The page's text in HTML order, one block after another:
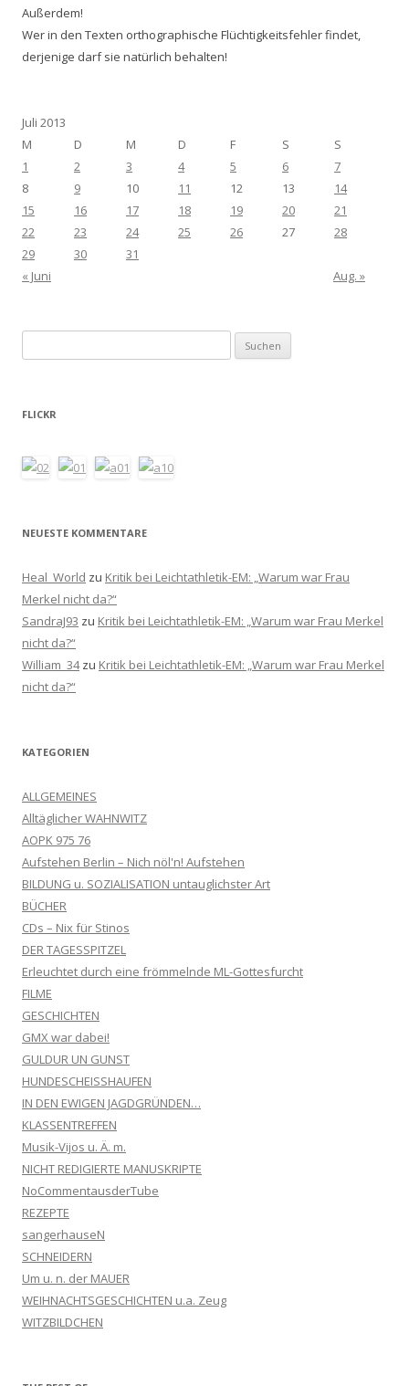
Außerdem!
Wer in den Texten orthographische Flüchtigkeitsfehler findet,
derjenige darf sie natürlich behalten!
Juli 2013
M
D M D F S
S
1
2 3 4 5 6
7
8
9 10 11 12 13
14
15
16 17 18 19 20
21
22
23 24 25 26 27
28
29
30
31
« Juni
Aug. »
nach:
FLICKR
NEUESTE KOMMENTARE
Heal_World zu Kritik bei Leichtathletik-EM: „Warum war Frau
Merkel nicht da?“
SandraJ93 zu Kritik bei Leichtathletik-EM: „Warum war Frau Merkel
nicht da?“
William_34zu Kritik bei Leichtathletik-EM: „Warum war Frau Merkel
nicht da?“
KATEGORIEN
ALLGEMEINES
Alltäglicher WAHNWITZ
AOPK 975 76
Aufstehen Berlin – Nich nöl'n! Aufstehen
BILDUNG u. SOZIALISATION untauglichster Art
BÜCHER
CDs – Nix für Stinos
DER TAGESSPITZEL
Erleuchtet durch eine frömmelnde ML-Gottesfurcht
FILME
GESCHICHTEN
GMX war dabei!
GULDUR UN GUNST
HUNDESCHEISSHAUFEN
IN DEN EWIGEN JAGDGRÜNDEN…
KLASSENTREFFEN
Musik-Vijos u. Ä. m.
NICHT REDIGIERTE MANUSKRIPTE
NoCommentausderTube
REZEPTE
sangerhauseN
SCHNEIDERN
Um u. n. der MAUER
WEIHNACHTSGESCHICHTEN u.a. Zeug
WITZBILDCHEN